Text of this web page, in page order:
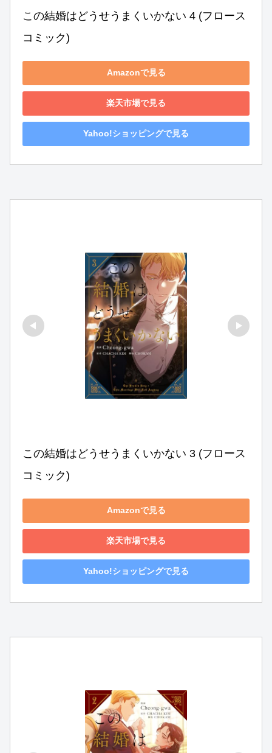
この結婚はどうせうまくいかない 4 (フロース
コミック)
Amazonで見る
楽天市場で見る
Yahoo!ショッピングで見る
この結婚はどうせうまくいかない 3 (フロース
コミック)
Amazonで見る
楽天市場で見る
Yahoo!ショッピングで見る